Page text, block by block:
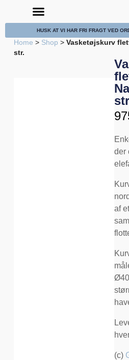
HUSK AT VI HAR FRI FRAGT VED
Home > Shop > Vasketøjskurv
str.
der
af
(c)